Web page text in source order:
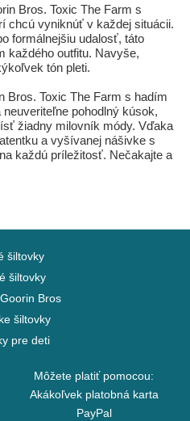
Bros. Toxic The Farm s
chcú vyniknúť v každej situácii.
formálnejšiu udalosť, táto
každého outfitu. Navyše,
tón pleti.
Bros. Toxic The Farm s hadím
pohodlný kúsok,
žiadny milovník módy. Vďaka
a vyšívanej nášivke s
každú príležitosť. Nečakajte a
šiltovky
šiltovky
Bros
šiltovky
pre deti
Môžete platiť pomocou:
Akákoľvek platobná karta
PayPal